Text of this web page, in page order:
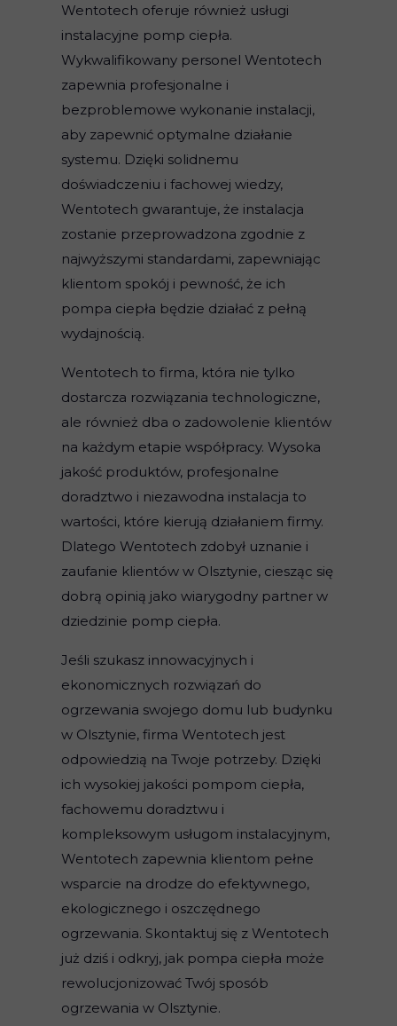
Wentotech oferuje również usługi
instalacyjne pomp ciepła.
Wykwalifikowany personel Wentotech
zapewnia profesjonalne i
bezproblemowe wykonanie instalacji,
aby zapewnić optymalne działanie
systemu. Dzięki solidnemu
doświadczeniu i fachowej wiedzy,
Wentotech gwarantuje, że instalacja
zostanie przeprowadzona zgodnie z
najwyższymi standardami, zapewniając
klientom spokój i pewność, że ich
pompa ciepła będzie działać z pełną
wydajnością.
Wentotech to firma, która nie tylko
dostarcza rozwiązania technologiczne,
ale również dba o zadowolenie klientów
na każdym etapie współpracy. Wysoka
jakość produktów, profesjonalne
doradztwo i niezawodna instalacja to
wartości, które kierują działaniem firmy.
Dlatego Wentotech zdobył uznanie i
zaufanie klientów w Olsztynie, ciesząc się
dobrą opinią jako wiarygodny partner w
dziedzinie pomp ciepła.
Jeśli szukasz innowacyjnych i
ekonomicznych rozwiązań do
ogrzewania swojego domu lub budynku
w Olsztynie, firma Wentotech jest
odpowiedzią na Twoje potrzeby. Dzięki
ich wysokiej jakości pompom ciepła,
fachowemu doradztwu i
kompleksowym usługom instalacyjnym,
Wentotech zapewnia klientom pełne
wsparcie na drodze do efektywnego,
ekologicznego i oszczędnego
ogrzewania. Skontaktuj się z Wentotech
już dziś i odkryj, jak pompa ciepła może
rewolucjonizować Twój sposób
ogrzewania w Olsztynie.